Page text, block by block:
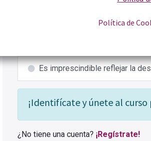
En comunicación sólo importa
Es imprescindible reflejar la
¡Identifícate y únete al
¿No tiene una cuenta? ¡Regístrate!
Política de